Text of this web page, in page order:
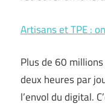
Artisans et TPE :
Plus de 60
deux heures par
l’envol du digital.